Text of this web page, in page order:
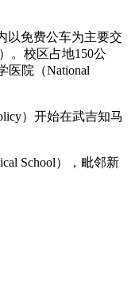
以免费公车为主要交
。校区占地150公
医院（National
）开始在武吉知马
School），毗邻新